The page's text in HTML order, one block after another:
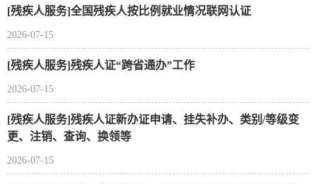
[残疾人服务]全国残疾人按比例就业情况联网认证
2026-07-15
[残疾人服务]残疾人证“跨省通办”工作
2026-07-15
[残疾人服务]残疾人证新办证申请、挂失补办、类别/等级变
更、注销、查询、换领等
2026-07-15